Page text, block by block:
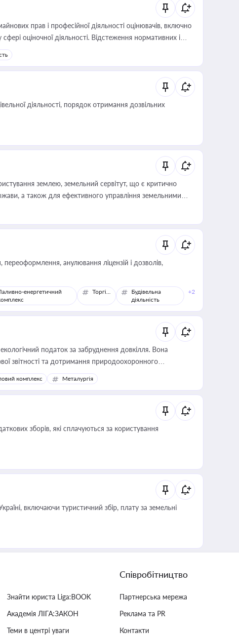
прав і професійної діяльності оцінювачів, включно
оціночної діяльності. Відстеження нормативних і
юриста або бухгалтера під час оподаткування,
статусу суб'єктів оціночної діяльності
діяльності, порядок отримання дозвільних
землею, земельний сервітут, що є критично
а також для ефективного управління земельними
анулювання ліцензій і дозволів,
енергетичний
Торгівля
Будівельна
діяльність
+2
податок за забруднення довкілля. Вона
звітності та дотримання природоохоронного
комплекс Металургія
зборів, які сплачуються за користування
включаючи туристичний збір, плату за земельні
Знайти юриста Liga:BOOK
Академія ЛІГА:ЗАКОН
Теми в центрі уваги
Співробітництво
Партнерська мережа
Реклама та PR
Контакти